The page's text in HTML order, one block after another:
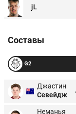
jL
Составы
G2
Джастин
Севейдж
Неманья